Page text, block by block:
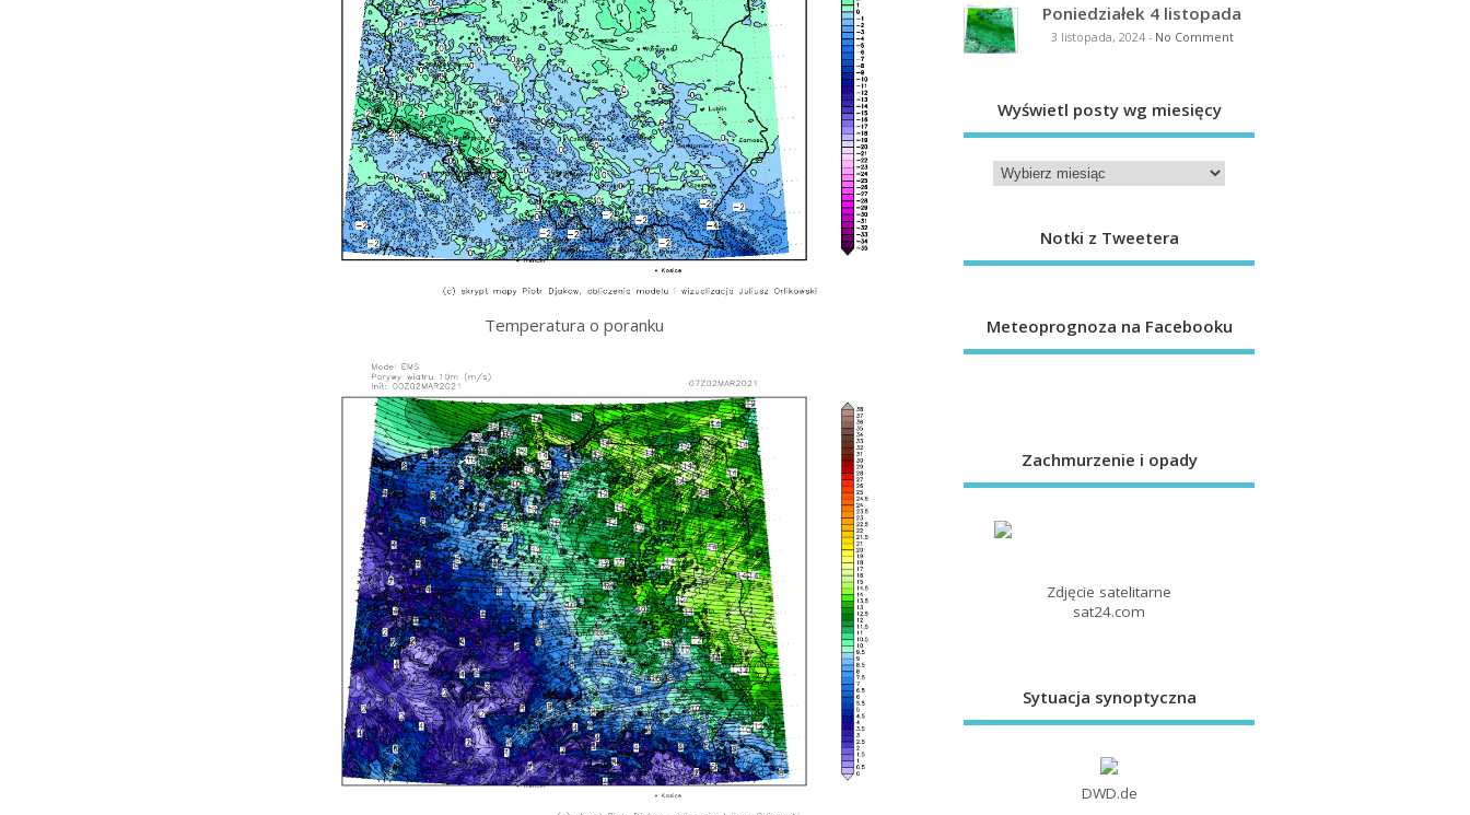
Temperatura o poranku
Poniedziałek 4 listopada
3 listopada, 2024- No Comment
Wyświetl posty wg miesięcy
Notki z Tweetera
Meteoprognoza na Facebooku
Zachmurzenie i opady
Zdjęcie satelitarne
sat24.com
Sytuacja synoptyczna
DWD.de